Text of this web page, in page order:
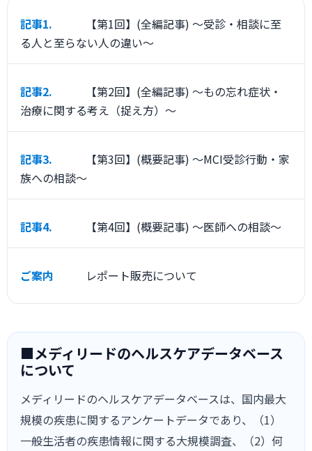
記事1.
【第1回】(全編記事) ～受診・相談に至
る人と至らない人の違い～
記事2.
【第2回】(全編記事) ～もの忘れ症状・
治療に関する考え（捉え方）～
記事3.
【第3回】(概要記事) ～MCI受診行動・家
族への相談～
記事4. 【第4回】(概要記事) ～医師への相談～
ご案内 レポート販売について
■メディリードのヘルスケアデータベース
について
メディリードのヘルスケアデータベースは、国内最大
規模の疾患に関するアンケートデータであり、（1）
一般生活者の疾患情報に関する大規模調査、（2）何